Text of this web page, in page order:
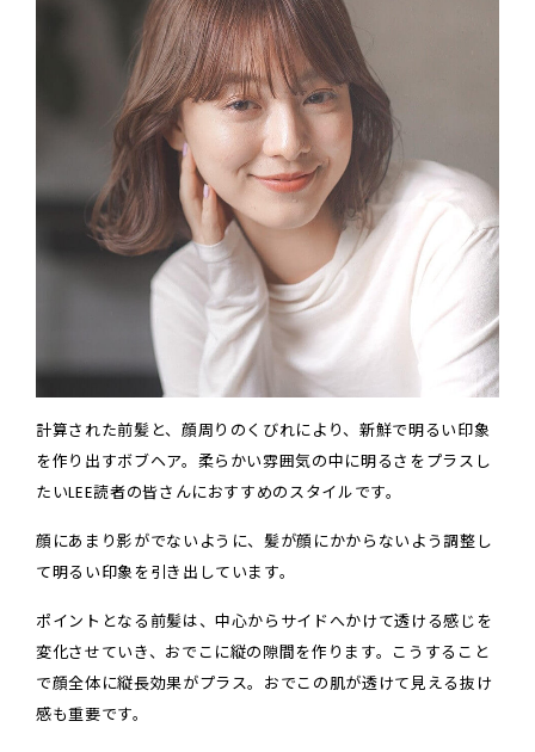
計算された前髪と、顔周りのくびれにより、新鮮で明るい印象
を作り出すボブヘア。柔らかい雰囲気の中に明るさをプラスし
たいLEE読者の皆さんにおすすめのスタイルです。
顔にあまり影がでないように、髪が顔にかからないよう調整し
て明るい印象を引き出しています。
ポイントとなる前髪は、中心からサイドへかけて透ける感じを
変化させていき、おでこに縦の隙間を作ります。こうすること
で顔全体に縦長効果がプラス。おでこの肌が透けて見える抜け
感も重要です。